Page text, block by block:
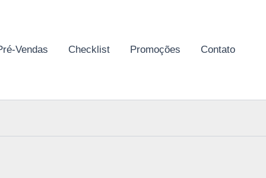
Vendas Checklist Promoções Contato